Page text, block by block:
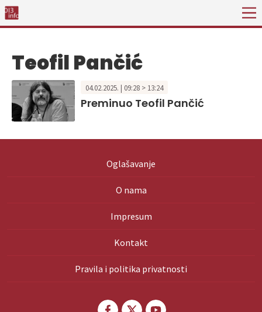
Teofil Pančić
04.02.2025. | 09:28 > 13:24
Preminuo Teofil Pančić
Oglašavanje
O nama
Impresum
Kontakt
Pravila i politika privatnosti